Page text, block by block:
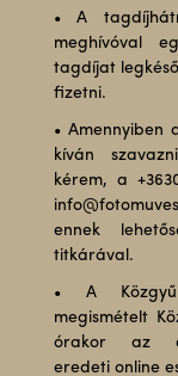
• A
meghívóval
tagdíjat
fizetni.
• Amennyiben
kíván
kérem, a
ennek
titkárával.
• A
megismételt
órakor az
eredeti online